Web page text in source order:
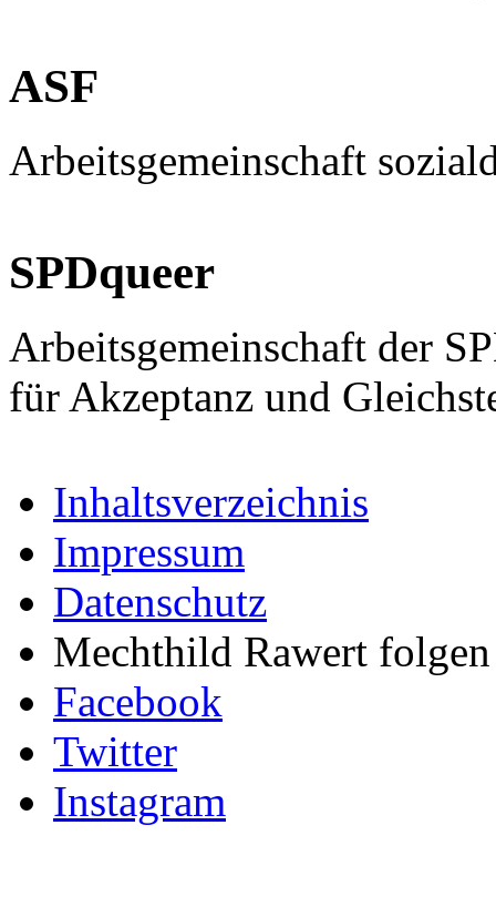
ASF
Arbeitsgemeinschaft
SPDqueer
Arbeitsgemeinschaft der
für Akzeptanz und
Inhaltsverzeichnis
Impressum
Datenschutz
Mechthild Rawert
Facebook
Twitter
Instagram